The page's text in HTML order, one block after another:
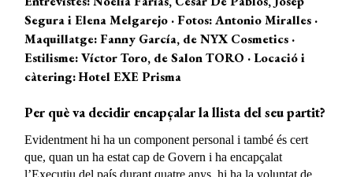
Segura i Elena Melgarejo · Fotos: Antonio Miralles ·
Maquillatge: Fanny García, de NYX Cosmetics ·
Estilisme: Víctor Toro, de Salon TORO · Locació i
càtering: Hotel EXE Prisma
Per què va decidir encapçalar la llista del seu partit?
Evidentment hi ha un component personal i també és cert
que, quan un ha estat cap de Govern i ha encapçalat
l’Executiu del país durant quatre anys, hi ha la voluntat de